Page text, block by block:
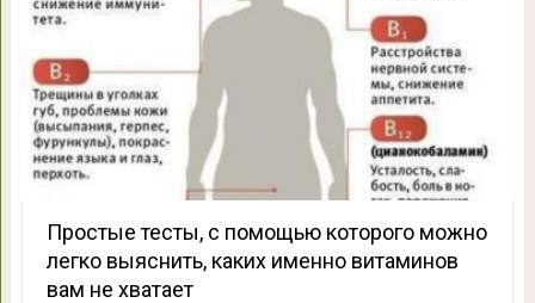
Простые тесты, с помощью которого можно
легко выяснить, каких именно витаминов
вам не хватает